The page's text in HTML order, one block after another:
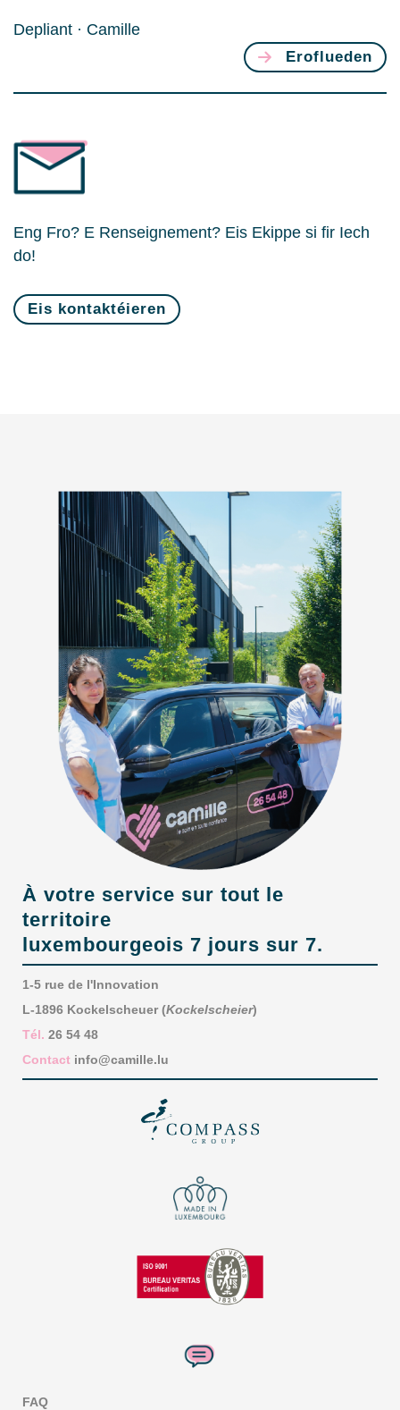
Depliant · Camille
Eroflueden
Eng Fro? E Renseignement? Eis Ekippe si fir Iech
do!
Eis kontaktéieren
À votre service sur tout le
territoire
luxembourgeois 7 jours sur 7.
1-5 rue de l'Innovation
L-1896 Kockelscheuer (Kockelscheier)
Tél. 26 54 48
Contact info@camille.lu
FAQ